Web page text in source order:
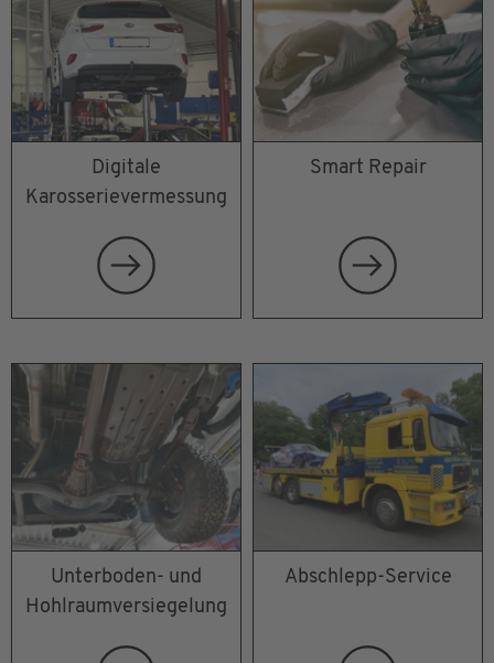
Digitale
Karosserievermessung
Smart Repair
Unterboden- und
Hohlraumversiegelung
Abschlepp-Service